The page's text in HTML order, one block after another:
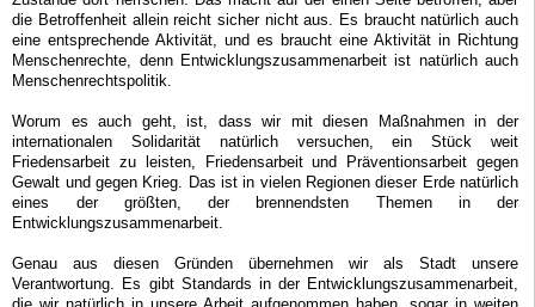
die Betroffenheit allein reicht sicher nicht aus. Es braucht natürlich auch
eine entsprechende Aktivität, und es braucht eine Aktivität in Richtung
Menschenrechte, denn Entwicklungszusammenarbeit ist natürlich auch
Menschenrechtspolitik.
Worum es auch geht, ist, dass wir mit diesen Maßnahmen in der
internationalen Solidarität natürlich versuchen, ein Stück weit
Friedensarbeit zu leisten, Friedensarbeit und Präventionsarbeit gegen
Gewalt und gegen Krieg. Das ist in vielen Regionen dieser Erde natürlich
eines der größten, der brennendsten Themen in der
Entwicklungszusammenarbeit.
Genau aus diesen Gründen übernehmen wir als Stadt unsere
Verantwortung. Es gibt Standards in der Entwicklungszusammenarbeit,